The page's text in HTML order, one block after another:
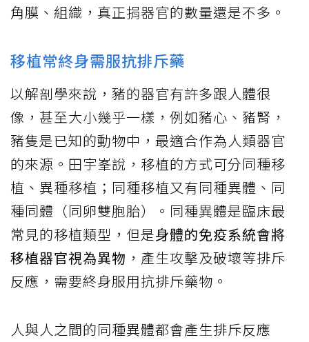
角膜、組織，真正捐器官的數量還是不多。
移植常終身需服抗排斥藥
以解剖學來說，豬的器官有許多跟人體很
像，甚至大小幾乎一樣，例如豬心、豬腎，
豬隻是已知的動物中，最適合作為人類器官
的來源。田宇峯說，移植的方式可分同種移
植、異種移植；同種移植又有同種異體、同
種同體（同卵雙胞胎）。同種異體是臨床最
常見的移植類型，但是身體的免疫系統會將
移植器官視為異物 ，產生攻擊及破壞等排斥
反應，需要終身服用抗排斥藥物。
人與人之間的同種異體都會產生排斥反應